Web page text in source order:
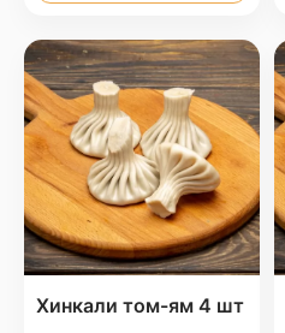
Хинкали том-ям 4 шт